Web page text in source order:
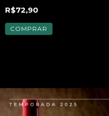
SAUVIGNON 750ML
R$72,90
COMPRAR